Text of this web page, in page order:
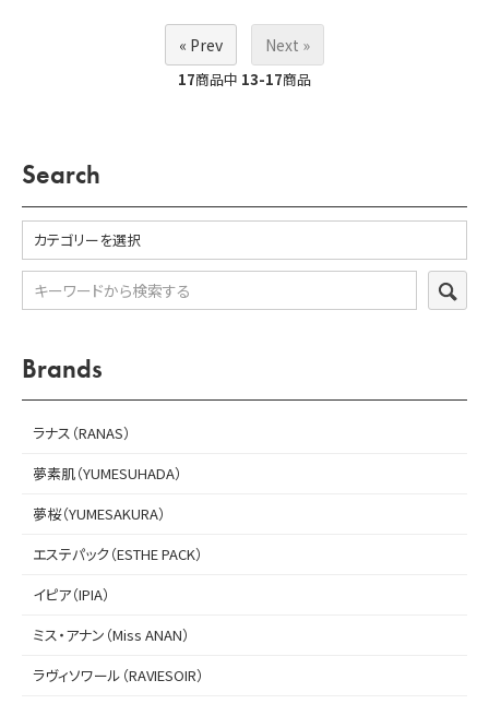
お問い合わせ
カートを見る
« Prev Next »
17商品中 13-17商品
Search
Brands
ラナス（RANAS）
夢素肌（YUMESUHADA）
夢桜（YUMESAKURA）
エステパック（ESTHE PACK）
イピア（IPIA）
ミス・アナン（Miss ANAN）
ラヴィソワール（RAVIESOIR）